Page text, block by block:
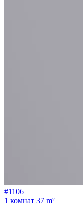
#1106
1 комнат 37 m²